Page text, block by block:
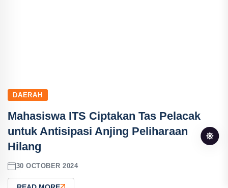
DAERAH
Mahasiswa ITS Ciptakan Tas Pelacak
untuk Antisipasi Anjing Peliharaan
Hilang
30 OCTOBER 2024